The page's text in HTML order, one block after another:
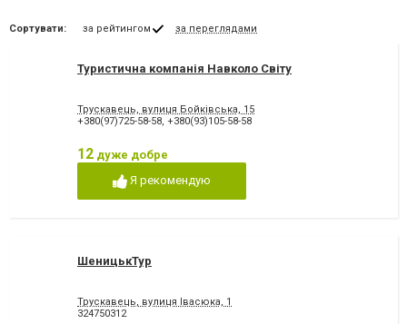
Сортувати: за рейтингом за переглядами
Туристична компанія Навколо Світу
Трускавець, вулиця Бойківська, 15
+380(97)725-58-58, +380(93)105-58-58
12 дуже добре
Я рекомендую
ШеницькТур
Трускавець, вулиця Івасюка, 1
324750312